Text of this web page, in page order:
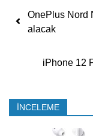
Yazı
OnePlus Nord
alacak
iPhone 12
İNCELEME